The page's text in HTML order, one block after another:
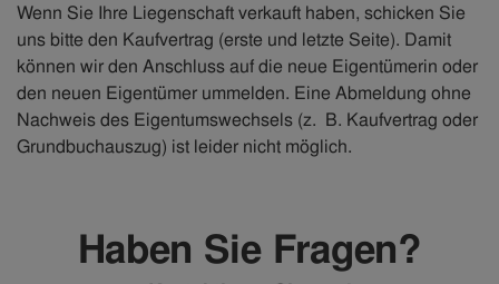
Wenn Sie Ihre Liegenschaft verkauft haben, schicken Sie
uns bitte den Kaufvertrag (erste und letzte Seite). Damit
können wir den Anschluss auf die neue Eigentümerin oder
den neuen Eigentümer ummelden. Eine Abmeldung ohne
Nachweis des Eigentumswechsels (z. B. Kaufvertrag oder
Grundbuchauszug) ist leider nicht möglich.
Haben Sie Fragen?